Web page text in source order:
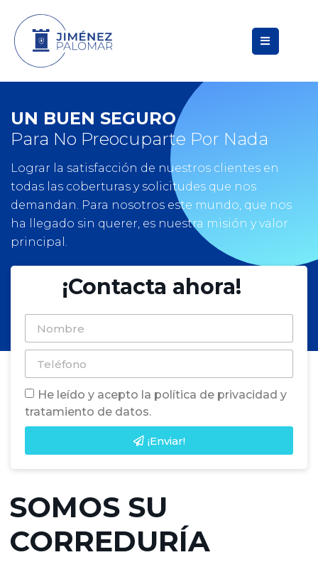
UN BUEN SEGURO
Para No Preocuparte Por Nada
Lograr la satisfacción de nuestros clientes en
todas las coberturas y solicitudes que nos
demandan. Para nosotros este mundo, que nos
ha llegado sin querer, es nuestra misión y valor
principal.
¡Contacta ahora!
He leído y acepto la política de privacidad y
tratamiento de datos.
¡Enviar!
SOMOS SU
CORREDURÍA